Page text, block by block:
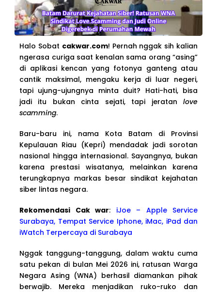
Halo Sobat cakwar.com! Pernah nggak sih kalian
ngerasa curiga saat kenalan sama orang “asing”
di aplikasi kencan yang fotonya ganteng atau
cantik maksimal, mengaku kerja di luar negeri,
tapi ujung-ujungnya minta duit? Hati-hati, bisa
jadi itu bukan cinta sejati, tapi jeratan love
scamming.
Baru-baru ini, nama Kota Batam di Provinsi
Kepulauan Riau (Kepri) mendadak jadi sorotan
nasional hingga internasional. Sayangnya, bukan
karena prestasi wisatanya, melainkan karena
terungkapnya markas besar sindikat kejahatan
siber lintas negara.
Rekomendasi Cak war: iJoe – Apple Service
Surabaya, Tempat Service Iphone, iMac, iPad dan
iWatch Terpercaya di Surabaya
Nggak tanggung-tanggung, dalam waktu cuma
satu pekan di bulan Mei 2026 ini, ratusan Warga
Negara Asing (WNA) berhasil diamankan pihak
berwajib. Mereka menjadikan ruko-ruko dan